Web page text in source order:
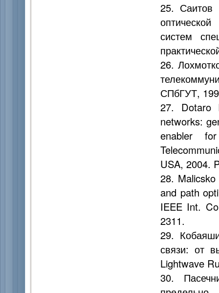
25.
систем
26.
СПбГУТ,
27. Dotaro
networks:
enabler
USA, 2004.
28.
and path
IEEE Int.
2311.
29.
связи: от
Lightwave
30.